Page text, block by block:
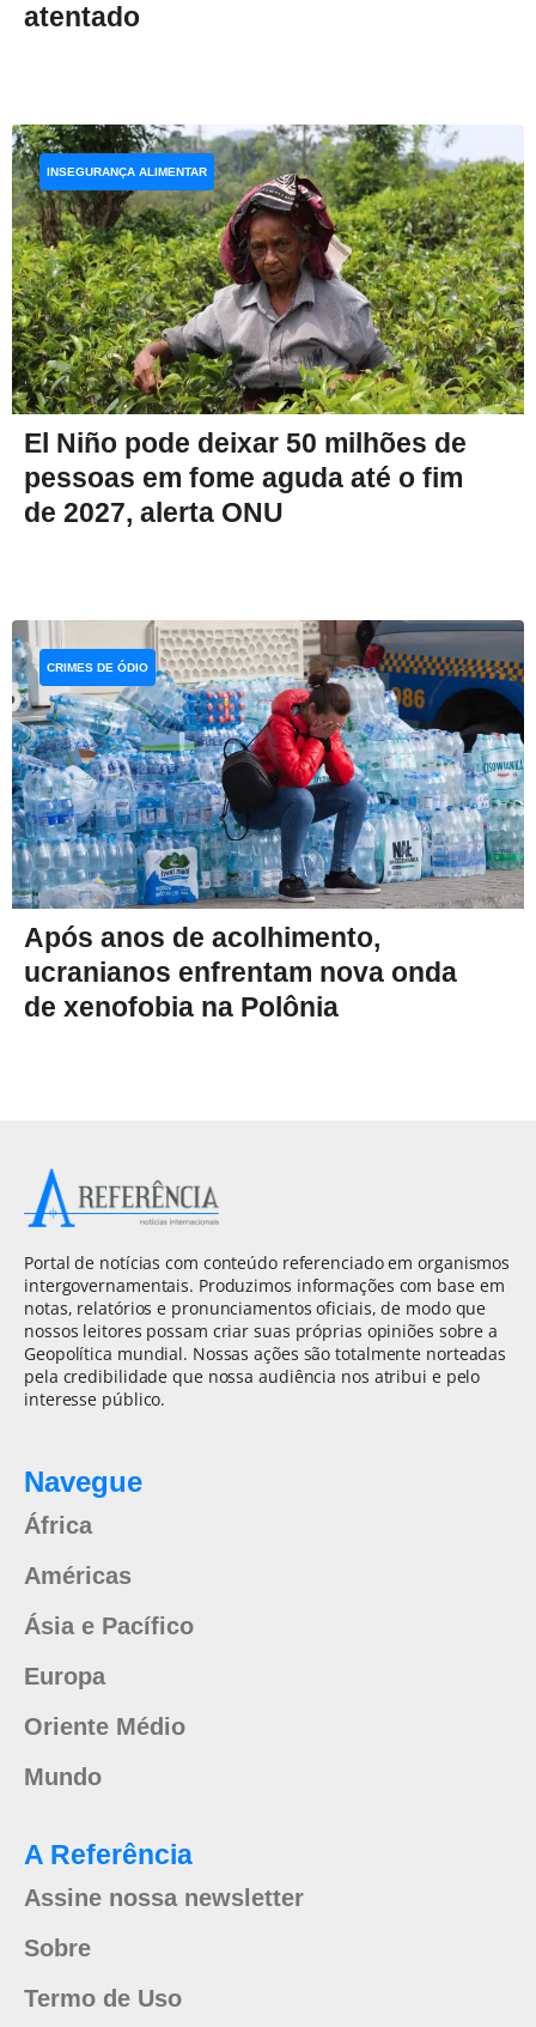
atentado
El Niño pode deixar 50 milhões de
pessoas em fome aguda até o fim
de 2027, alerta ONU
INSEGURANÇA ALIMENTAR
Após anos de acolhimento,
ucranianos enfrentam nova onda
de xenofobia na Polônia
CRIMES DE ÓDIO
Portal de notícias com conteúdo referenciado em organismos
intergovernamentais. Produzimos informações com base em
notas, relatórios e pronunciamentos oficiais, de modo que
nossos leitores possam criar suas próprias opiniões sobre a
Geopolítica mundial. Nossas ações são totalmente norteadas
pela credibilidade que nossa audiência nos atribui e pelo
interesse público.
Navegue
África
Américas
Ásia e Pacífico
Europa
Oriente Médio
Mundo
A Referência
Assine nossa newsletter
Sobre
Termo de Uso